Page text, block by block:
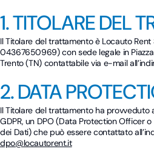
1. TITOLARE DEL
Il Titolare del trattamento è Locauto Rent
04367650969) con sede legale in Piazza
Trento (TN) contattabile via e-mail
2. DATA
Il Titolare del trattamento ha provveduto
GDPR, un DPO (Data Protection Officer
dei Dati) che può essere contattato
dpo@locautorent.it